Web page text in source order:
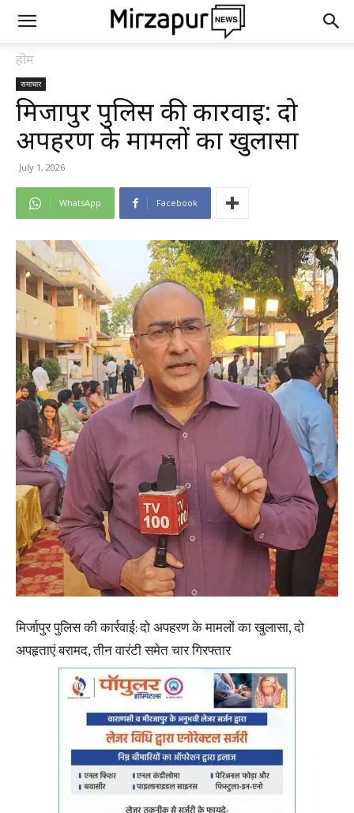
होम
समाचार
मिर्जापुर पुलिस की कार्रवाई: दो
अपहरण के मामलों का खुलासा
July 1, 2026
WhatsApp Facebook
मिर्जापुर पुलिस की कार्रवाई: दो अपहरण के मामलों का खुलासा, दो
अपहृताएं बरामद, तीन वारंटी समेत चार गिरफ्तार